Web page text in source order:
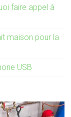
faire appel à
maison pour la
USB